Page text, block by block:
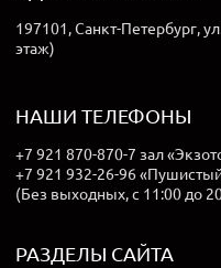
197101, Санкт-Петербург,
этаж)
НАШИ ТЕЛЕФОНЫ
+7 921 870-870-7 зал
+7 921 932-26-96
(Без выходных, с 11:00 до
РАЗДЕЛЫ САЙТА